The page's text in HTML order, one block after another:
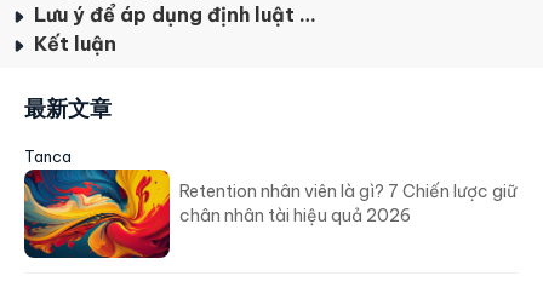
Lưu ý để áp dụng định luật Parkinson thành công
Kết luận
最新文章
Tanca
Retention nhân viên là gì? 7 Chiến lược giữ
chân nhân tài hiệu quả 2026